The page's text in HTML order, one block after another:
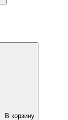
В корзину